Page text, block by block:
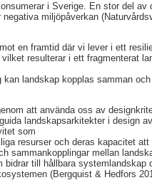
i Sverige. En stor del av
miljöpåverkan
en framtid där vi lever i ett
resulterar i ett fragmenterat
landskap kopplas samman
att använda oss av
landskapsarkitekter i design
som
resurser och deras kapacitet att
sammankopplingar mellan
till hållbara systemlandskap
(Bergquist & Hedfors